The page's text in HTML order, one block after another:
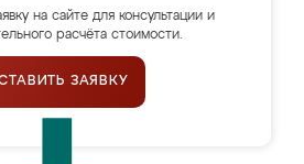
на сайте для консультации и
расчёта стоимости.
ЗАЯВКУ